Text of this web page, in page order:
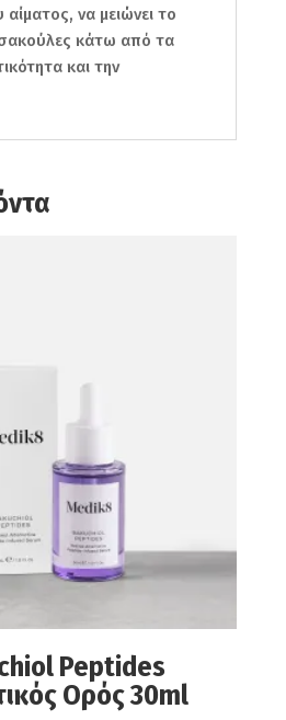
να μειώνει το
σακούλες κάτω από τα
και την
Peptides
Ορός 30ml